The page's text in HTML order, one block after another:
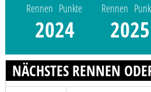
Rennen Punkte
2024
Rennen
2025
NÄCHSTES RENNEN